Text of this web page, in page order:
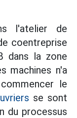
l'atelier de
coentreprise
dans la zone
machines n'a
le
se sont
du processus